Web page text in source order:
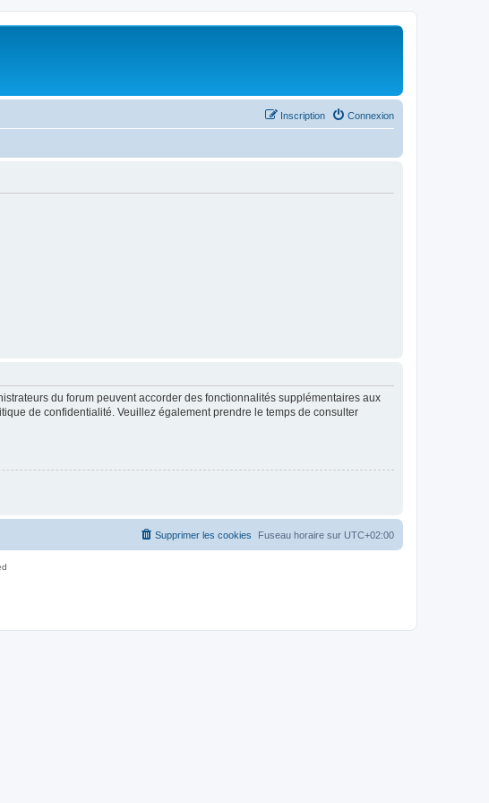
Connexion
Inscription
du forum peuvent accorder des fonctionnalités supplémentaires aux
de confidentialité. Veuillez également prendre le temps de consulter
Fuseau horaire sur UTC+02:00
Supprimer les cookies